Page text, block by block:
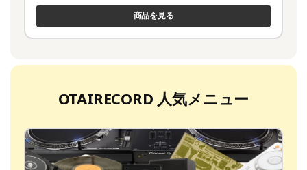
商品を見る
OTAIRECORD 人気メニュー